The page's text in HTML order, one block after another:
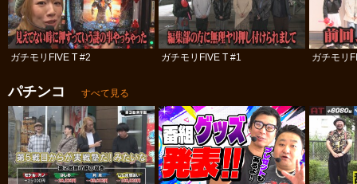
ガチモリFIVE T #2 ガチモリFIVE T #1 ガチモリ
パチンコ すべて見る